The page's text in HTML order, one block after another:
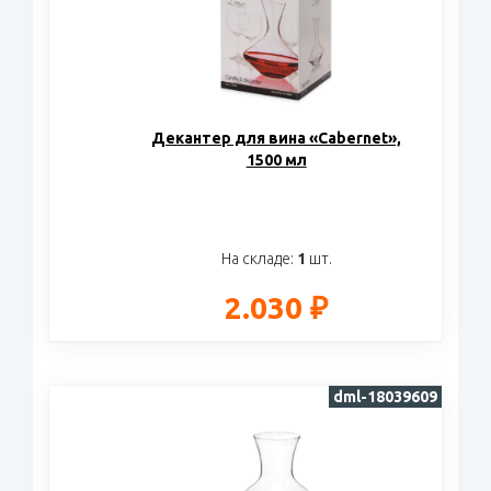
Декантер для вина «Cabernet»,
1500 мл
На складе: 1 шт.
2.030 ₽
dml-18039609